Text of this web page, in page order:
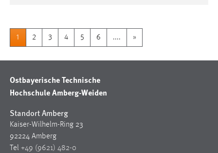
1 2 3 4 5 6 .... »
Ostbayerische Technische
Hochschule Amberg-Weiden
Standort Amberg
Kaiser-Wilhelm-Ring 23
92224 Amberg
Tel +49 (9621) 482-0